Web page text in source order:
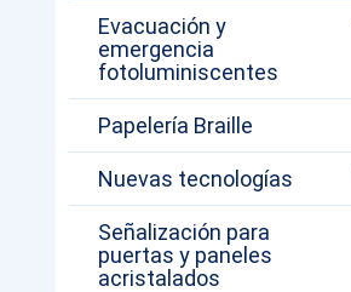
Evacuación y
emergencia
fotoluminiscentes
Papelería Braille
Nuevas tecnologías
Señalización para
puertas y paneles
acristalados